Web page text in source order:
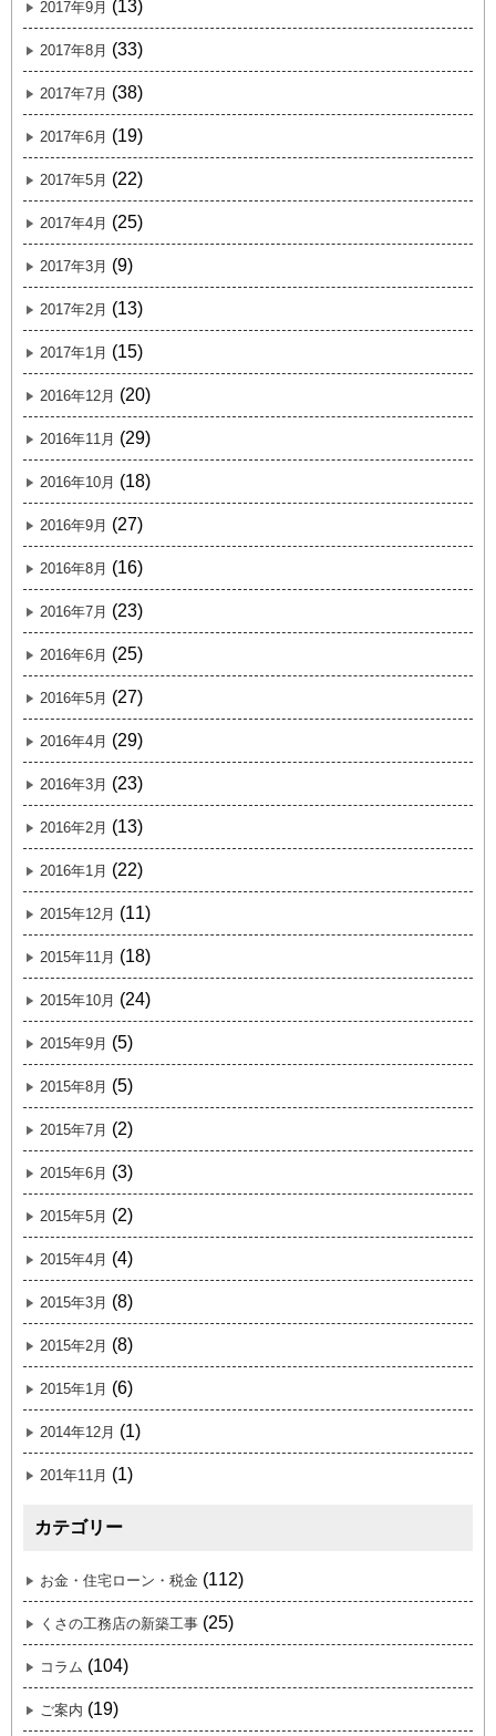
2017年9月 (13)
2017年8月 (33)
2017年7月 (38)
2017年6月 (19)
2017年5月 (22)
2017年4月 (25)
2017年3月 (9)
2017年2月 (13)
2017年1月 (15)
2016年12月 (20)
2016年11月 (29)
2016年10月 (18)
2016年9月 (27)
2016年8月 (16)
2016年7月 (23)
2016年6月 (25)
2016年5月 (27)
2016年4月 (29)
2016年3月 (23)
2016年2月 (13)
2016年1月 (22)
2015年12月 (11)
2015年11月 (18)
2015年10月 (24)
2015年9月 (5)
2015年8月 (5)
2015年7月 (2)
2015年6月 (3)
2015年5月 (2)
2015年4月 (4)
2015年3月 (8)
2015年2月 (8)
2015年1月 (6)
2014年12月 (1)
201年11月 (1)
カテゴリー
お金・住宅ローン・税金 (112)
くさの工務店の新築工事 (25)
コラム (104)
ご案内 (19)